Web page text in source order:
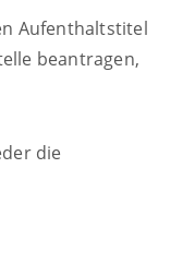
Aufenthaltstitel
beantragen,
die